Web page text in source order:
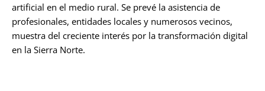
artificial en el medio rural. Se prevé la asistencia de
profesionales, entidades locales y numerosos vecinos,
muestra del creciente interés por la transformación digital
en la Sierra Norte.